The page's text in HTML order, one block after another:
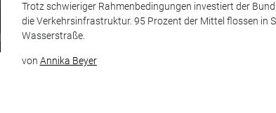
Trotz schwieriger Rahmenbedingungen investiert der
die Verkehrsinfrastruktur. 95 Prozent der Mittel flossen in
Wasserstraße.
von Annika Beyer